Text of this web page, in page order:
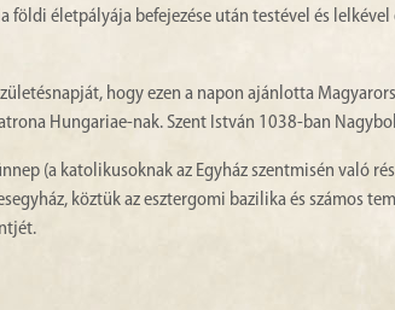
földi életpályája befejezése után testével és
hogy ezen a napon ajánlotta
Hungariae-nak. Szent István 1038-ban
(a katolikusoknak az Egyház szentmisén való
köztük az esztergomi bazilika és számos